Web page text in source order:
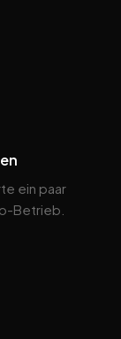
ein paar
Betrieb.